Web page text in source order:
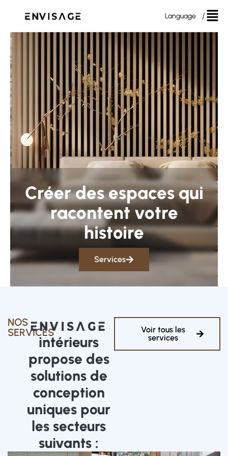
Language
Créer des espaces qui
racontent votre
histoire
Services
NOS
SERVICESEnvisage
intérieurs
propose des
solutions de
conception
uniques pour
les secteurs
suivants :
Voir tous les
services